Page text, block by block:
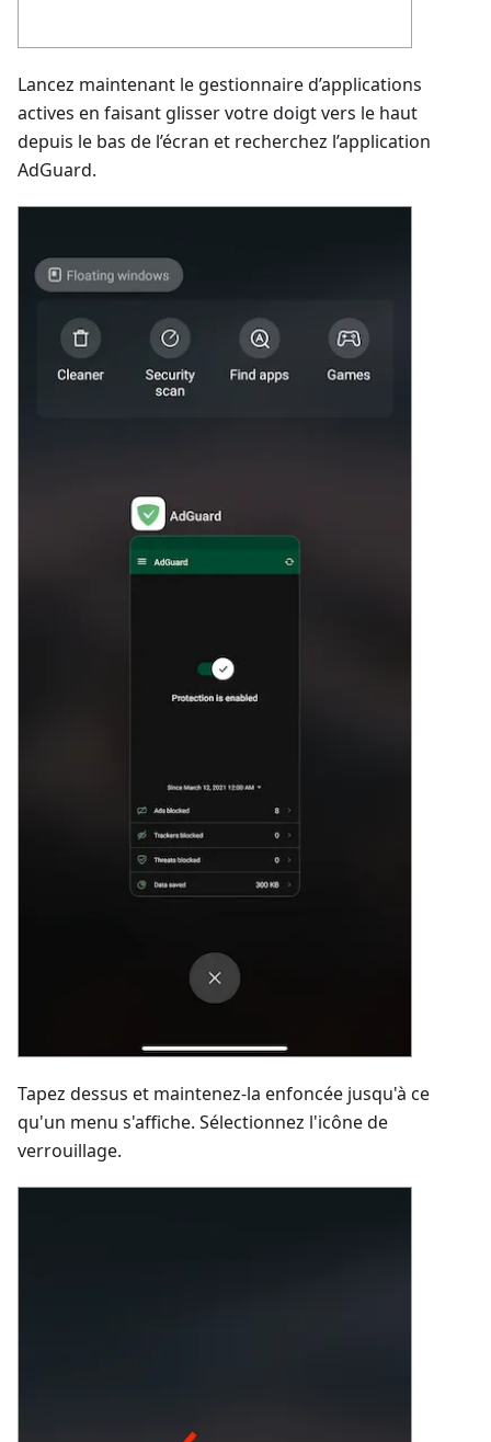
Lancez maintenant le gestionnaire d’applications
actives en faisant glisser votre doigt vers le haut
depuis le bas de l’écran et recherchez l’application
AdGuard.
Tapez dessus et maintenez-la enfoncée jusqu'à ce
qu'un menu s'affiche. Sélectionnez l'icône de
verrouillage.